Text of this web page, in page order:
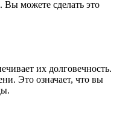
Вы можете сделать это
их долговечность.
Это означает, что вы